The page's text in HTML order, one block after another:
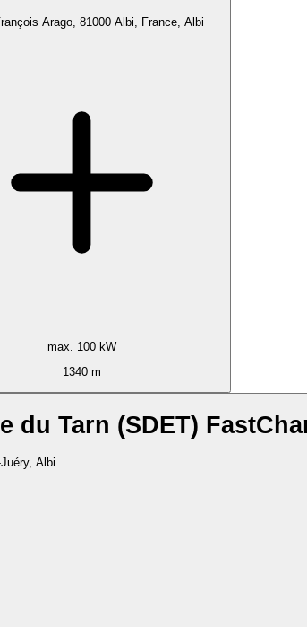
Arago, 81000 Albi, France, Albi
max. 100 kW
1340 m
du Tarn (SDET)
Albi